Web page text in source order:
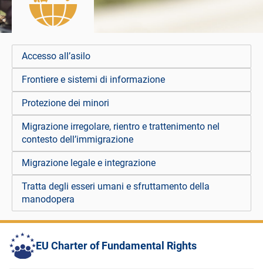
Accesso all’asilo
Frontiere e sistemi di informazione
Protezione dei minori
Migrazione irregolare, rientro e trattenimento nel
contesto dell’immigrazione
Migrazione legale e integrazione
Tratta degli esseri umani e sfruttamento della
manodopera
EU Charter of Fundamental Rights